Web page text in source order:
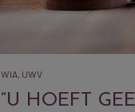
WIA, UWV
“U HOEFT